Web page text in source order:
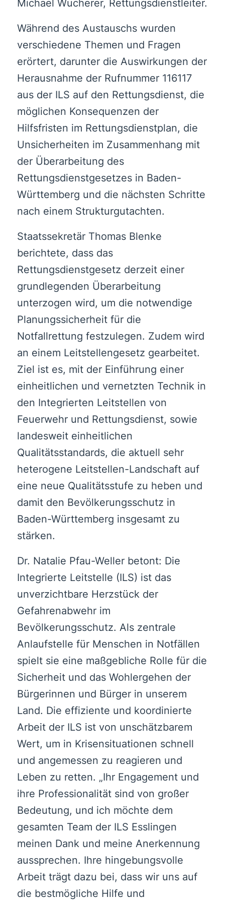
Michael Wucherer, Rettungsdienstleiter.
Während des Austauschs wurden
verschiedene Themen und Fragen
erörtert, darunter die Auswirkungen der
Herausnahme der Rufnummer 116117
aus der ILS auf den Rettungsdienst, die
möglichen Konsequenzen der
Hilfsfristen im Rettungsdienstplan, die
Unsicherheiten im Zusammenhang mit
der Überarbeitung des
Rettungsdienstgesetzes in Baden-
Württemberg und die nächsten Schritte
nach einem Strukturgutachten.
Staatssekretär Thomas Blenke
berichtete, dass das
Rettungsdienstgesetz derzeit einer
grundlegenden Überarbeitung
unterzogen wird, um die notwendige
Planungssicherheit für die
Notfallrettung festzulegen. Zudem wird
an einem Leitstellengesetz gearbeitet.
Ziel ist es, mit der Einführung einer
einheitlichen und vernetzten Technik in
den Integrierten Leitstellen von
Feuerwehr und Rettungsdienst, sowie
landesweit einheitlichen
Qualitätsstandards, die aktuell sehr
heterogene Leitstellen-Landschaft auf
eine neue Qualitätsstufe zu heben und
damit den Bevölkerungsschutz in
Baden-Württemberg insgesamt zu
stärken.
Dr. Natalie Pfau-Weller betont: Die
Integrierte Leitstelle (ILS) ist das
unverzichtbare Herzstück der
Gefahrenabwehr im
Bevölkerungsschutz. Als zentrale
Anlaufstelle für Menschen in Notfällen
spielt sie eine maßgebliche Rolle für die
Sicherheit und das Wohlergehen der
Bürgerinnen und Bürger in unserem
Land. Die effiziente und koordinierte
Arbeit der ILS ist von unschätzbarem
Wert, um in Krisensituationen schnell
und angemessen zu reagieren und
Leben zu retten. „Ihr Engagement und
ihre Professionalität sind von großer
Bedeutung, und ich möchte dem
gesamten Team der ILS Esslingen
meinen Dank und meine Anerkennung
aussprechen. Ihre hingebungsvolle
Arbeit trägt dazu bei, dass wir uns auf
die bestmögliche Hilfe und